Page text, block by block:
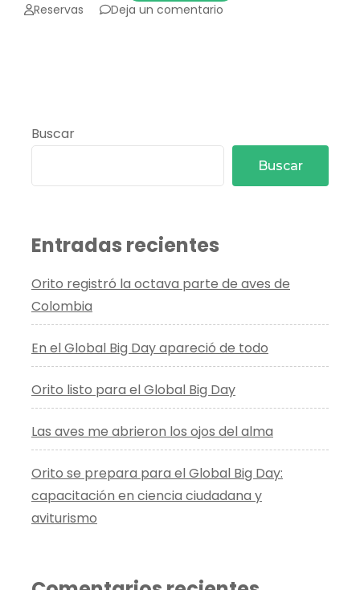
Reservas Deja un comentario
Buscar
Buscar
Entradas recientes
Orito registró la octava parte de aves de
Colombia
En el Global Big Day apareció de todo
Orito listo para el Global Big Day
Las aves me abrieron los ojos del alma
Orito se prepara para el Global Big Day:
capacitación en ciencia ciudadana y
aviturismo